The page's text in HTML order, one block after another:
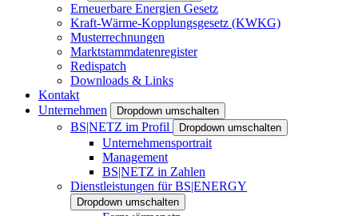
Erneuerbare Energien Gesetz
Kraft-Wärme-Kopplungsgesetz (KWKG)
Musterrechnungen
Marktstammdatenregister
Redispatch
Downloads & Links
Kontakt
Unternehmen
Dropdown umschalten
BS|NETZ im Profil Dropdown umschalten
Unternehmensportrait
Management
BS|NETZ in Zahlen
Dienstleistungen für BS|ENERGY
Dropdown umschalten